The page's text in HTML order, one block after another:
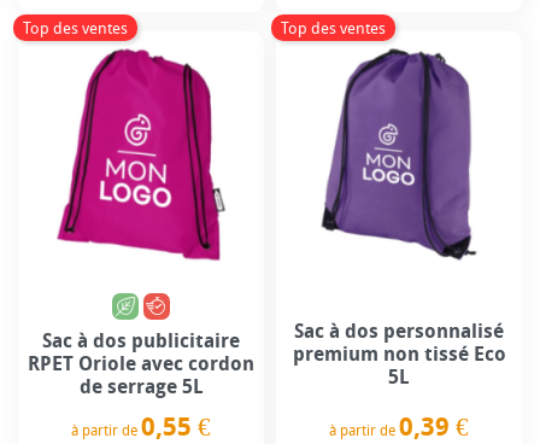
Top des ventes
Sac à dos publicitaire
RPET Oriole avec cordon
de serrage 5L
à partir de 0,55 €
Top des ventes
Sac à dos personnalisé
premium non tissé Eco
5L
à partir de 0,39 €